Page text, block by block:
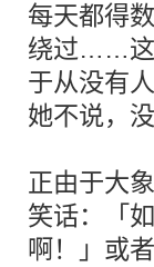
每天都得
绕过……这
于从没有
她不说，
正由于大
笑话：「
啊！」或